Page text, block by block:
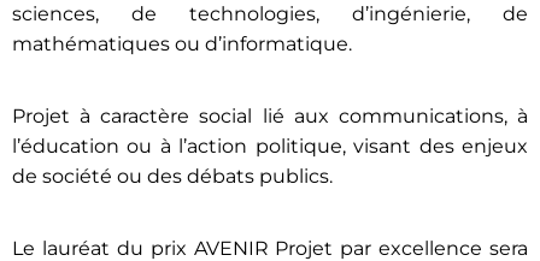
sciences, de technologies, d’ingénierie, de
mathématiques ou d’informatique.
Projet à caractère social lié aux communications, à
l’éducation ou à l’action politique, visant des enjeux
de société ou des débats publics.
Le lauréat du prix AVENIR Projet par excellence sera